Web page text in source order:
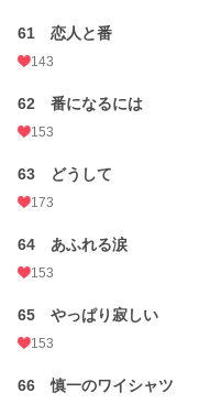
61 恋人と番
143
62 番になるには
153
63 どうして
173
64 あふれる涙
153
65 やっぱり寂しい
153
66 慎一のワイシャツ